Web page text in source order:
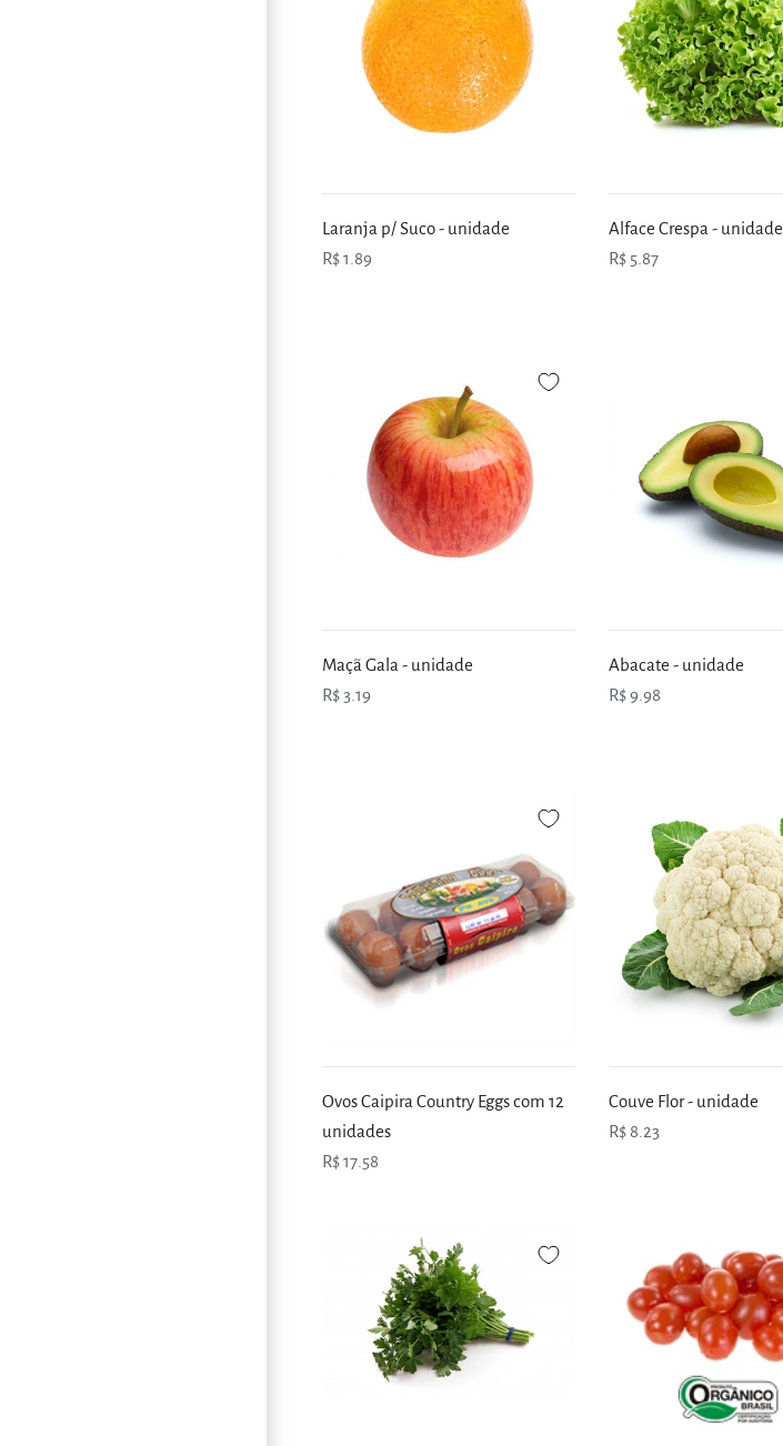
Laranja p/ Suco - unidade
R$ 1.89
Alface Crespa - unidade
R$ 5.87
Maçã Gala - unidade
R$ 3.19
Abacate - unidade
R$ 9.98
Ovos Caipira Country Eggs com 12
unidades
R$ 17.58
Couve Flor - unidade
R$ 8.23